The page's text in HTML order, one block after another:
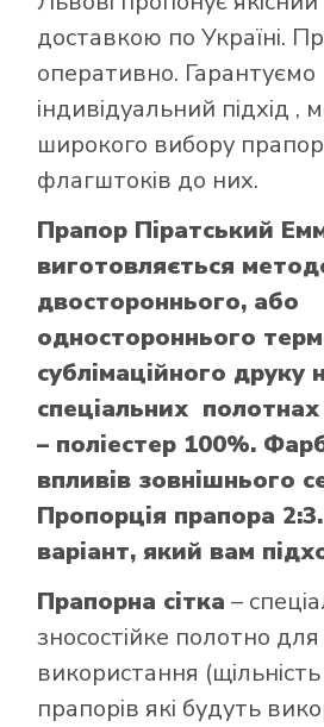
доставкою по Україні.
оперативно. Гарантуємо
індивідуальний підхід ,
широкого вибору
флагштоків до них.
Прапор Піратський
виготовляється
двостороннього, або
одностороннього
сублімаційного друку
спеціальних
– поліестер 100%.
впливів зовнішнього
Пропорція прапора
варіант, який вам
Прапорна сітка –
зносостійке полотно
використання
прапорів які будуть